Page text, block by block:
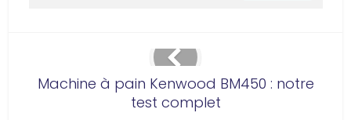
Machine à pain Kenwood BM450 : notre
test complet